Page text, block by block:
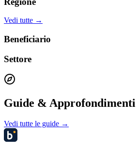
Vedi tutte →
Beneficiario
Settore
Guide & Approfondimenti
Vedi tutte le guide →